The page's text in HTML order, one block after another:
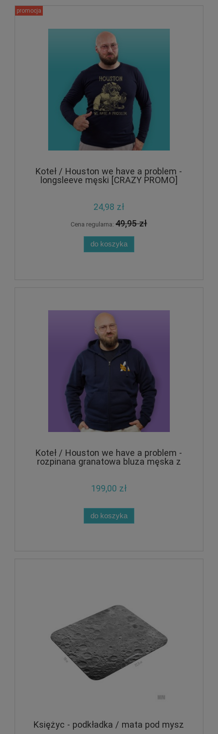
Koteł / Houston we have a problem -
longsleeve męski [CRAZY PROMO]
24,98 zł
Cena regularna:49,95 zł
do koszyka
promocja
Koteł / Houston we have a problem -
rozpinana granatowa bluza męska z
199,00 zł
do koszyka
Księżyc - podkładka / mata pod mysz